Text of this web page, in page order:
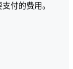
付的费用。